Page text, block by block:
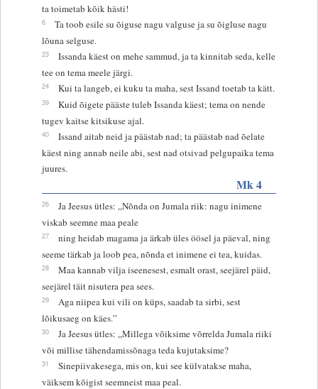
ta toimetab kõik hästi!
6
Ta toob esile su õiguse nagu valguse ja su õigluse nagu
lõuna selguse.
23
Issanda käest on mehe sammud, ja ta kinnitab seda, kelle
tee on tema meele järgi.
24 Kui ta langeb, ei kuku ta maha, sest Issand toetab ta kätt.
39
Kuid õigete pääste tuleb Issanda käest; tema on nende
tugev kaitse kitsikuse ajal.
40
Issand aitab neid ja päästab nad; ta päästab nad õelate
käest ning annab neile abi, sest nad otsivad pelgupaika tema
juures.
Mk 4
26
Ja Jeesus ütles: „Nõnda on Jumala riik: nagu inimene
viskab seemne maa peale
27
ning heidab magama ja ärkab üles öösel ja päeval, ning
seeme tärkab ja loob pea, nõnda et inimene ei tea, kuidas.
28
Maa kannab vilja iseenesest, esmalt orast, seejärel päid,
seejärel täit nisutera pea sees.
29
Aga niipea kui vili on küps, saadab ta sirbi, sest
lõikusaeg on käes.”
30
Ja Jeesus ütles: „Millega võiksime võrrelda Jumala riiki
või millise tähendamissõnaga teda kujutaksime?
31
Sinepiivakesega, mis on, kui see külvatakse maha,
väiksem kõigist seemneist maa peal.